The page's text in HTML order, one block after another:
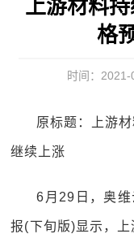
上游材料
格
时间：
原标题：上游
继续上涨
6月29日，奥
报(下旬版)显示，